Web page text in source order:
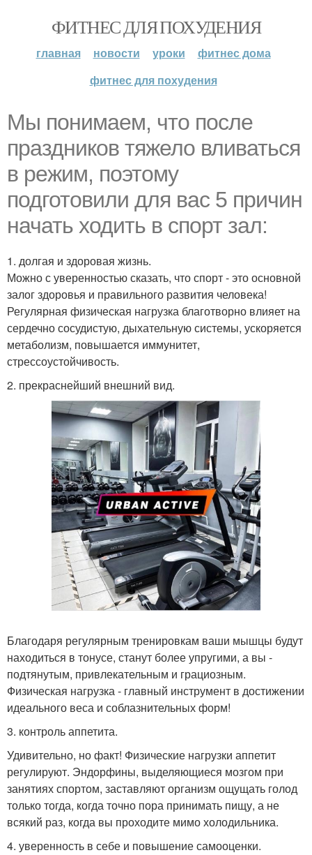
ФИТНЕС ДЛЯ ПОХУДЕНИЯ
главная новости уроки
фитнес дома
фитнес для похудения
Мы понимаем, что после
праздников тяжело вливаться
в режим, поэтому
подготовили для вас 5 причин
начать ходить в спорт зал:
1. долгая и здоровая жизнь.
Можно с уверенностью сказать, что спорт - это основной
залог здоровья и правильного развития человека!
Регулярная физическая нагрузка благотворно влияет на
сердечно сосудистую, дыхательную системы, ускоряется
метаболизм, повышается иммунитет,
стрессоустойчивость.
2. прекраснейший внешний вид.
Благодаря регулярным тренировкам ваши мышцы будут
находиться в тонусе, станут более упругими, а вы -
подтянутым, привлекательным и грациозным.
Физическая нагрузка - главный инструмент в достижении
идеального веса и соблазнительных форм!
3. контроль аппетита.
Удивительно, но факт! Физические нагрузки аппетит
регулируют. Эндорфины, выделяющиеся мозгом при
занятиях спортом, заставляют организм ощущать голод
только тогда, когда точно пора принимать пищу, а не
всякий раз, когда вы проходите мимо холодильника.
4. уверенность в себе и повышение самооценки.